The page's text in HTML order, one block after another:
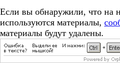
Если вы обнаружили, что на
используются материалы,
материалы будут удалены.